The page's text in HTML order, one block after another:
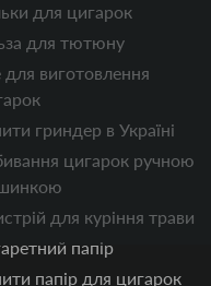
для цигарок
для тютюну
для виготовлення
гриндер в Україні
цигарок ручною
для куріння трави
папір
папір для цигарок